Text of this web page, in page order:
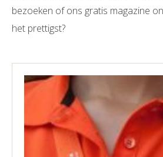
bezoeken of ons gratis magazine
het prettigst?